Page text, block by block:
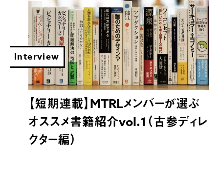
Interview
【短期連載】MTRLメンバーが選ぶ
オススメ書籍紹介vol.1（古参ディレ
クター編）